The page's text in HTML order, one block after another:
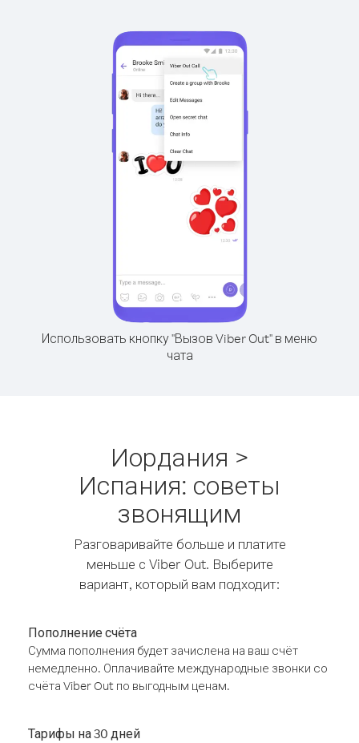
Использовать кнопку "Вызов Viber Out" в меню
чата
Иордания >
Испания: советы
звонящим
Разговаривайте больше и платите
меньше с Viber Out. Выберите
вариант, который вам подходит:
Пополнение счёта
Сумма пополнения будет зачислена на ваш счёт
немедленно. Оплачивайте международные звонки со
счёта Viber Out по выгодным ценам.
Тарифы на 30 дней